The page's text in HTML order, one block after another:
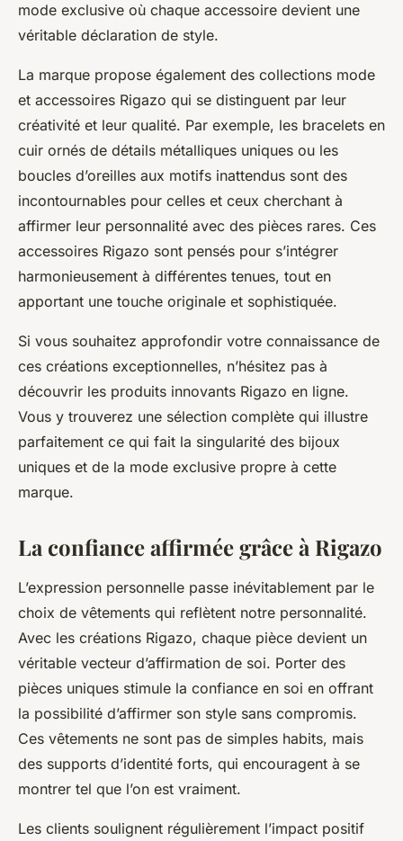
mode exclusive où chaque accessoire devient une
véritable déclaration de style.
La marque propose également des collections mode
et accessoires Rigazo qui se distinguent par leur
créativité et leur qualité. Par exemple, les bracelets en
cuir ornés de détails métalliques uniques ou les
boucles d’oreilles aux motifs inattendus sont des
incontournables pour celles et ceux cherchant à
affirmer leur personnalité avec des pièces rares. Ces
accessoires Rigazo sont pensés pour s’intégrer
harmonieusement à différentes tenues, tout en
apportant une touche originale et sophistiquée.
Si vous souhaitez approfondir votre connaissance de
ces créations exceptionnelles, n’hésitez pas à
découvrir les produits innovants Rigazo en ligne.
Vous y trouverez une sélection complète qui illustre
parfaitement ce qui fait la singularité des bijoux
uniques et de la mode exclusive propre à cette
marque.
La confiance affirmée grâce à Rigazo
L’expression personnelle passe inévitablement par le
choix de vêtements qui reflètent notre personnalité.
Avec les créations Rigazo, chaque pièce devient un
véritable vecteur d’affirmation de soi. Porter des
pièces uniques stimule la confiance en soi en offrant
la possibilité d’affirmer son style sans compromis.
Ces vêtements ne sont pas de simples habits, mais
des supports d’identité forts, qui encouragent à se
montrer tel que l’on est vraiment.
Les clients soulignent régulièrement l’impact positif